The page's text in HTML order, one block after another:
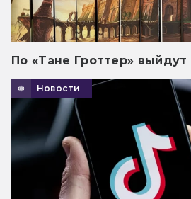
По «Тане Гроттер»
Новости